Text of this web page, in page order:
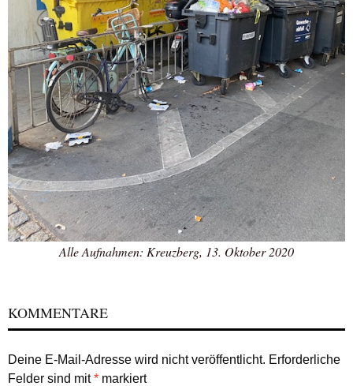
Alle Aufnahmen: Kreuzberg, 13. Oktober 2020
KOMMENTARE
Deine E-Mail-Adresse wird nicht veröffentlicht. Erforderliche
Felder sind mit* markiert